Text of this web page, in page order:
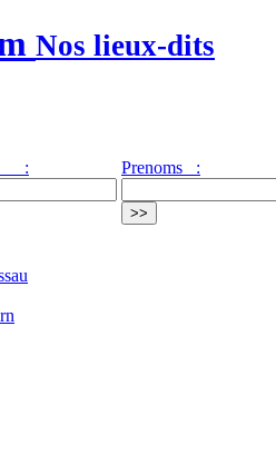
Nos lieux-dits
: Prenoms :